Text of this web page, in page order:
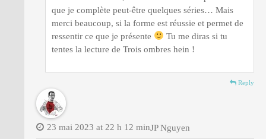
que je complète peut-être quelques séries… Mais
merci beaucoup, si la forme est réussie et permet de
ressentir ce que je présente
Tu me diras si tu
tentes la lecture de Trois ombres hein !
Reply
JP Nguyen
23 mai 2023 at 22 h 12 min